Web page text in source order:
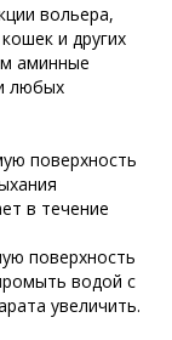
вольера,
кошек и других
аминные
любых
поверхность
в течение
поверхность
водой с
увеличить.